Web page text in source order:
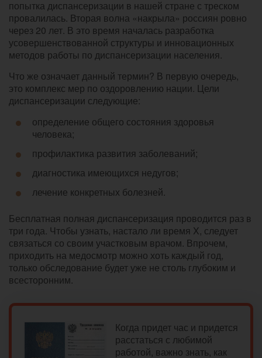
попытка диспансеризации в нашей стране с треском
провалилась. Вторая волна «накрыла» россиян ровно
через 20 лет. В это время началась разработка
усовершенствованной структуры и инновационных
методов работы по диспансеризации населения.
Что же означает данный термин? В первую очередь,
это комплекс мер по оздоровлению нации. Цели
диспансеризации следующие:
определение общего состояния здоровья
человека;
профилактика развития заболеваний;
диагностика имеющихся недугов;
лечение конкретных болезней.
Бесплатная полная диспансеризация проводится раз в
три года. Чтобы узнать, настало ли время X, следует
связаться со своим участковым врачом. Впрочем,
приходить на медосмотр можно хоть каждый год,
только обследование будет уже не столь глубоким и
всесторонним.
Когда придет час и придется
расстаться с любимой
работой, важно знать, как